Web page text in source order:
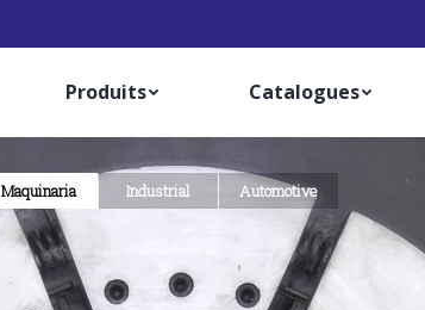
Produits Catalogues
Maquinaria Industrial Automotive